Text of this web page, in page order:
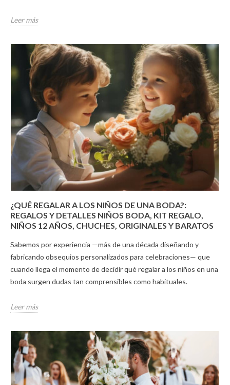
Leer más
¿QUÉ REGALAR A LOS NIÑOS DE UNA BODA?:
REGALOS Y DETALLES NIÑOS BODA, KIT REGALO,
NIÑOS 12 AÑOS, CHUCHES, ORIGINALES Y BARATOS
Sabemos por experiencia —más de una década diseñando y
fabricando obsequios personalizados para celebraciones— que
cuando llega el momento de decidir qué regalar a los niños en una
boda surgen dudas tan comprensibles como habituales.
Leer más